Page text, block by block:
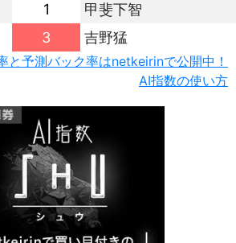
1
甲斐下智
3 吉野猛
と予測バック率はnetkeirinで公開中！
AI指数の使い方